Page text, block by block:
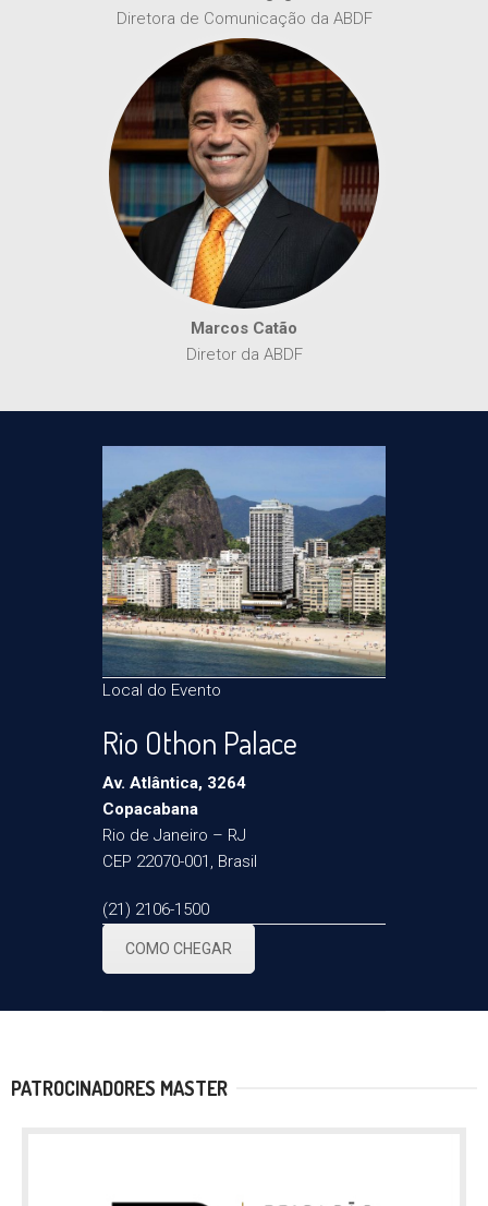
Diretora de Comunicação da ABDF
Marcos Catão
Diretor da ABDF
Local do Evento
Rio Othon Palace
Av. Atlântica, 3264
Copacabana
Rio de Janeiro – RJ
CEP 22070-001, Brasil
(21) 2106-1500
COMO CHEGAR
PATROCINADORES MASTER